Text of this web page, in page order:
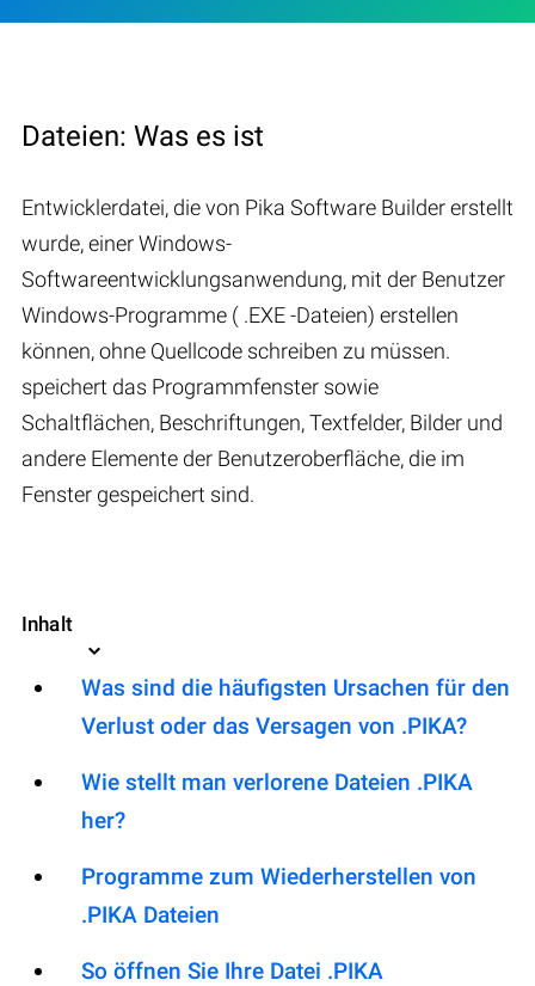
Dateien: Was es ist
Entwicklerdatei, die von Pika Software Builder erstellt
wurde, einer Windows-
Softwareentwicklungsanwendung, mit der Benutzer
Windows-Programme ( .EXE -Dateien) erstellen
können, ohne Quellcode schreiben zu müssen.
speichert das Programmfenster sowie
Schaltflächen, Beschriftungen, Textfelder, Bilder und
andere Elemente der Benutzeroberfläche, die im
Fenster gespeichert sind.
Inhalt
Was sind die häufigsten Ursachen für den
Verlust oder das Versagen von .PIKA?
Wie stellt man verlorene Dateien .PIKA
her?
Programme zum Wiederherstellen von
.PIKA Dateien
So öffnen Sie Ihre Datei .PIKA